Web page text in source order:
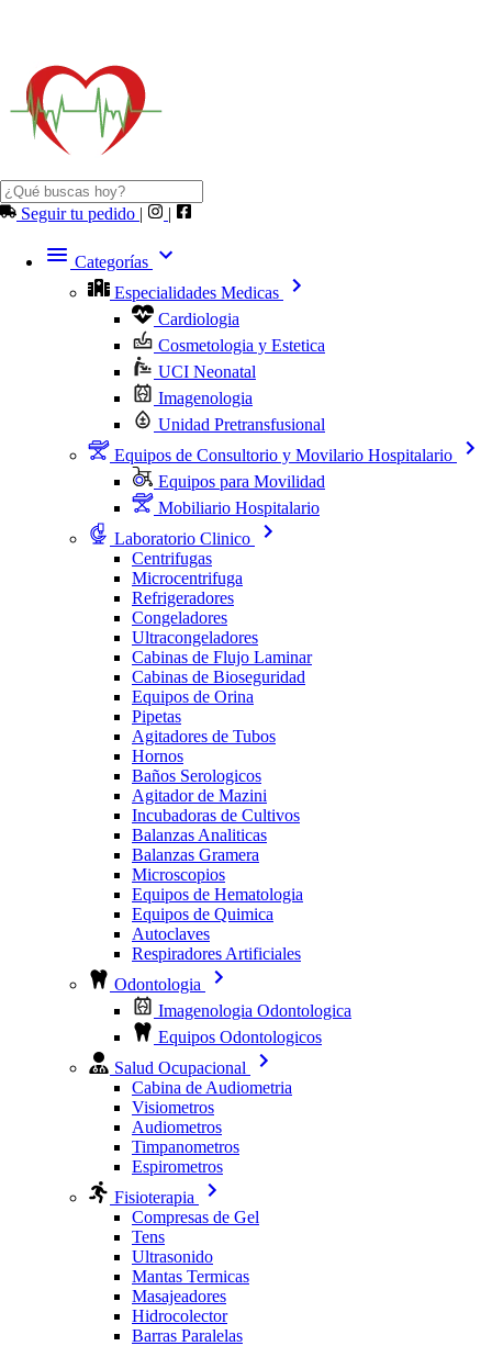
Seguir tu pedido | |
Categorías
Especialidades Medicas
Cardiologia
Cosmetologia y Estetica
UCI Neonatal
Imagenologia
Unidad Pretransfusional
Equipos de Consultorio y Movilario Hospitalario
Equipos para Movilidad
Mobiliario Hospitalario
Laboratorio Clinico
Centrifugas
Microcentrifuga
Refrigeradores
Congeladores
Ultracongeladores
Cabinas de Flujo Laminar
Cabinas de Bioseguridad
Equipos de Orina
Pipetas
Agitadores de Tubos
Hornos
Baños Serologicos
Agitador de Mazini
Incubadoras de Cultivos
Balanzas Analiticas
Balanzas Gramera
Microscopios
Equipos de Hematologia
Equipos de Quimica
Autoclaves
Respiradores Artificiales
Odontologia
Imagenologia Odontologica
Equipos Odontologicos
Salud Ocupacional
Cabina de Audiometria
Visiometros
Audiometros
Timpanometros
Espirometros
Fisioterapia
Compresas de Gel
Tens
Ultrasonido
Mantas Termicas
Masajeadores
Hidrocolector
Barras Paralelas